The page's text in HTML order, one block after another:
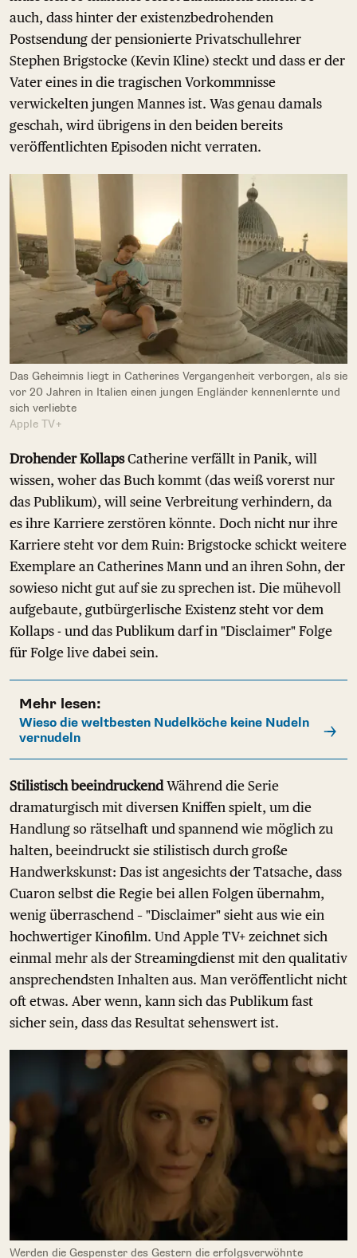
auch, dass hinter der existenzbedrohenden
Postsendung der pensionierte Privatschullehrer
Stephen Brigstocke (Kevin Kline) steckt und dass er der
Vater eines in die tragischen Vorkommnisse
verwickelten jungen Mannes ist. Was genau damals
geschah, wird übrigens in den beiden bereits
veröffentlichten Episoden nicht verraten.
Das Geheimnis liegt in Catherines Vergangenheit verborgen, als sie
vor 20 Jahren in Italien einen jungen Engländer kennenlernte und
sich verliebte
Apple TV+
Drohender KollapsCatherine verfällt in Panik, will
wissen, woher das Buch kommt (das weiß vorerst nur
das Publikum), will seine Verbreitung verhindern, da
es ihre Karriere zerstören könnte. Doch nicht nur ihre
Karriere steht vor dem Ruin: Brigstocke schickt weitere
Exemplare an Catherines Mann und an ihren Sohn, der
sowieso nicht gut auf sie zu sprechen ist. Die mühevoll
aufgebaute, gutbürgerlische Existenz steht vor dem
Kollaps - und das Publikum darf in "Disclaimer" Folge
für Folge live dabei sein.
Mehr lesen:
Wieso die weltbesten Nudelköche keine Nudeln
vernudeln
Stilistisch beeindruckendWährend die Serie
dramaturgisch mit diversen Kniffen spielt, um die
Handlung so rätselhaft und spannend wie möglich zu
halten, beeindruckt sie stilistisch durch große
Handwerkskunst: Das ist angesichts der Tatsache, dass
Cuaron selbst die Regie bei allen Folgen übernahm,
wenig überraschend – "Disclaimer" sieht aus wie ein
hochwertiger Kinofilm. Und Apple TV+ zeichnet sich
einmal mehr als der Streamingdienst mit den qualitativ
ansprechendsten Inhalten aus. Man veröffentlicht nicht
oft etwas. Aber wenn, kann sich das Publikum fast
sicher sein, dass das Resultat sehenswert ist.
Werden die Gespenster des Gestern die erfolgsverwöhnte